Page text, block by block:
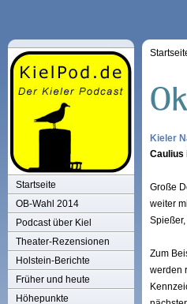
Startseite
OB-Wahl 2014
Podcast über Kiel
Theater-Rezensionen
Holstein-Berichte
Früher und heute
Höhepunkte
Kieler
Caulius
Große
weiter
Zum
werden